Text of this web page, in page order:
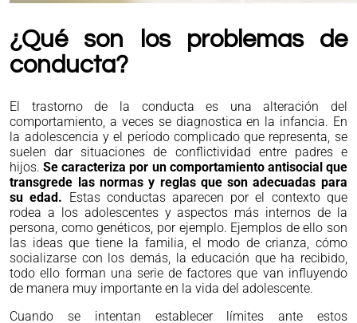
¿Qué son los problemas de
conducta?
El trastorno de la conducta es una alteración del
comportamiento, a veces se diagnostica en la infancia. En
la adolescencia y el período complicado que representa, se
suelen dar situaciones de conflictividad entre padres e
hijos.Se caracteriza por un comportamiento antisocial que
transgrede las normas y reglas que son adecuadas para
su edad. Estas conductas aparecen por el contexto que
rodea a los adolescentes y aspectos más internos de la
persona, como genéticos, por ejemplo. Ejemplos de ello son
las ideas que tiene la familia, el modo de crianza, cómo
socializarse con los demás, la educación que ha recibido,
todo ello forman una serie de factores que van influyendo
de manera muy importante en la vida del adolescente.
Cuando se intentan establecer límites ante estos